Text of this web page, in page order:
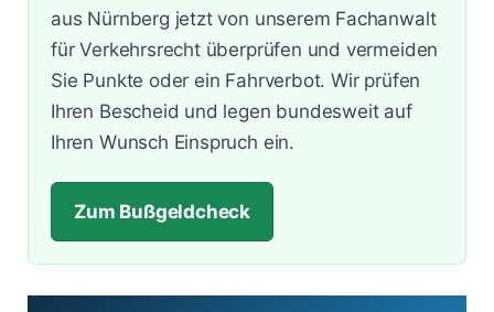
Köln - Innere Kanalstraße
Köln - Riehler Straße
aus Nürnberg jetzt von unserem Fachanwalt
für Verkehrsrecht überprüfen und vermeiden
Sie Punkte oder ein Fahrverbot. Wir prüfen
Ihren Bescheid und legen bundesweit auf
Ihren Wunsch Einspruch ein.
Zum Bußgeldcheck